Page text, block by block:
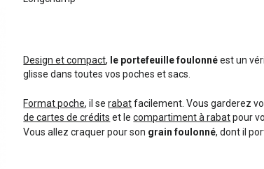
Design et compact, le portefeuille foulonnéest un
glisse dans toutes vos poches et sacs.
Format poche, il serabatfacilement. Vous garderez
de cartes de crédits et lecompartiment à rabatpour
Vous allez craquer pour son grain foulonné, dont il